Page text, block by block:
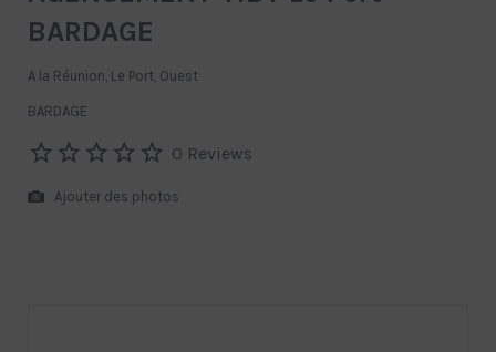
BARDAGE
A la Réunion, Le Port, Ouest
BARDAGE
0 Reviews
Ajouter des photos